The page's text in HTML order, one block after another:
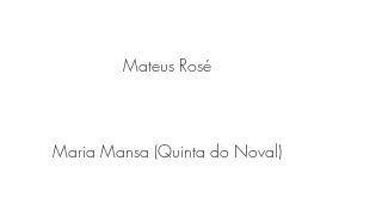
Mateus Rosé
Maria Mansa (Quinta do Noval)